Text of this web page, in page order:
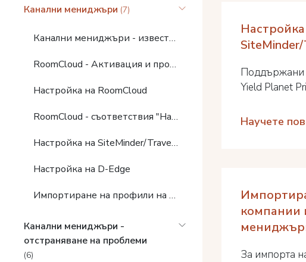
Канални мениджъри (7)
Канални мениджъри - известия
RoomCloud - Активация и процедури
Настройка на RoomCloud
RoomCloud - съответствия "На гост"
Настройка на SiteMinder/TravelLine/Exely/Други
Настройка на D-Edge
Импортиране на профили на компании и агенти от каналните мениджъри
Канални мениджъри -
отстраняване на проблеми
(6)
Поддържани
Yield Planet
Научете
компании
За импорта